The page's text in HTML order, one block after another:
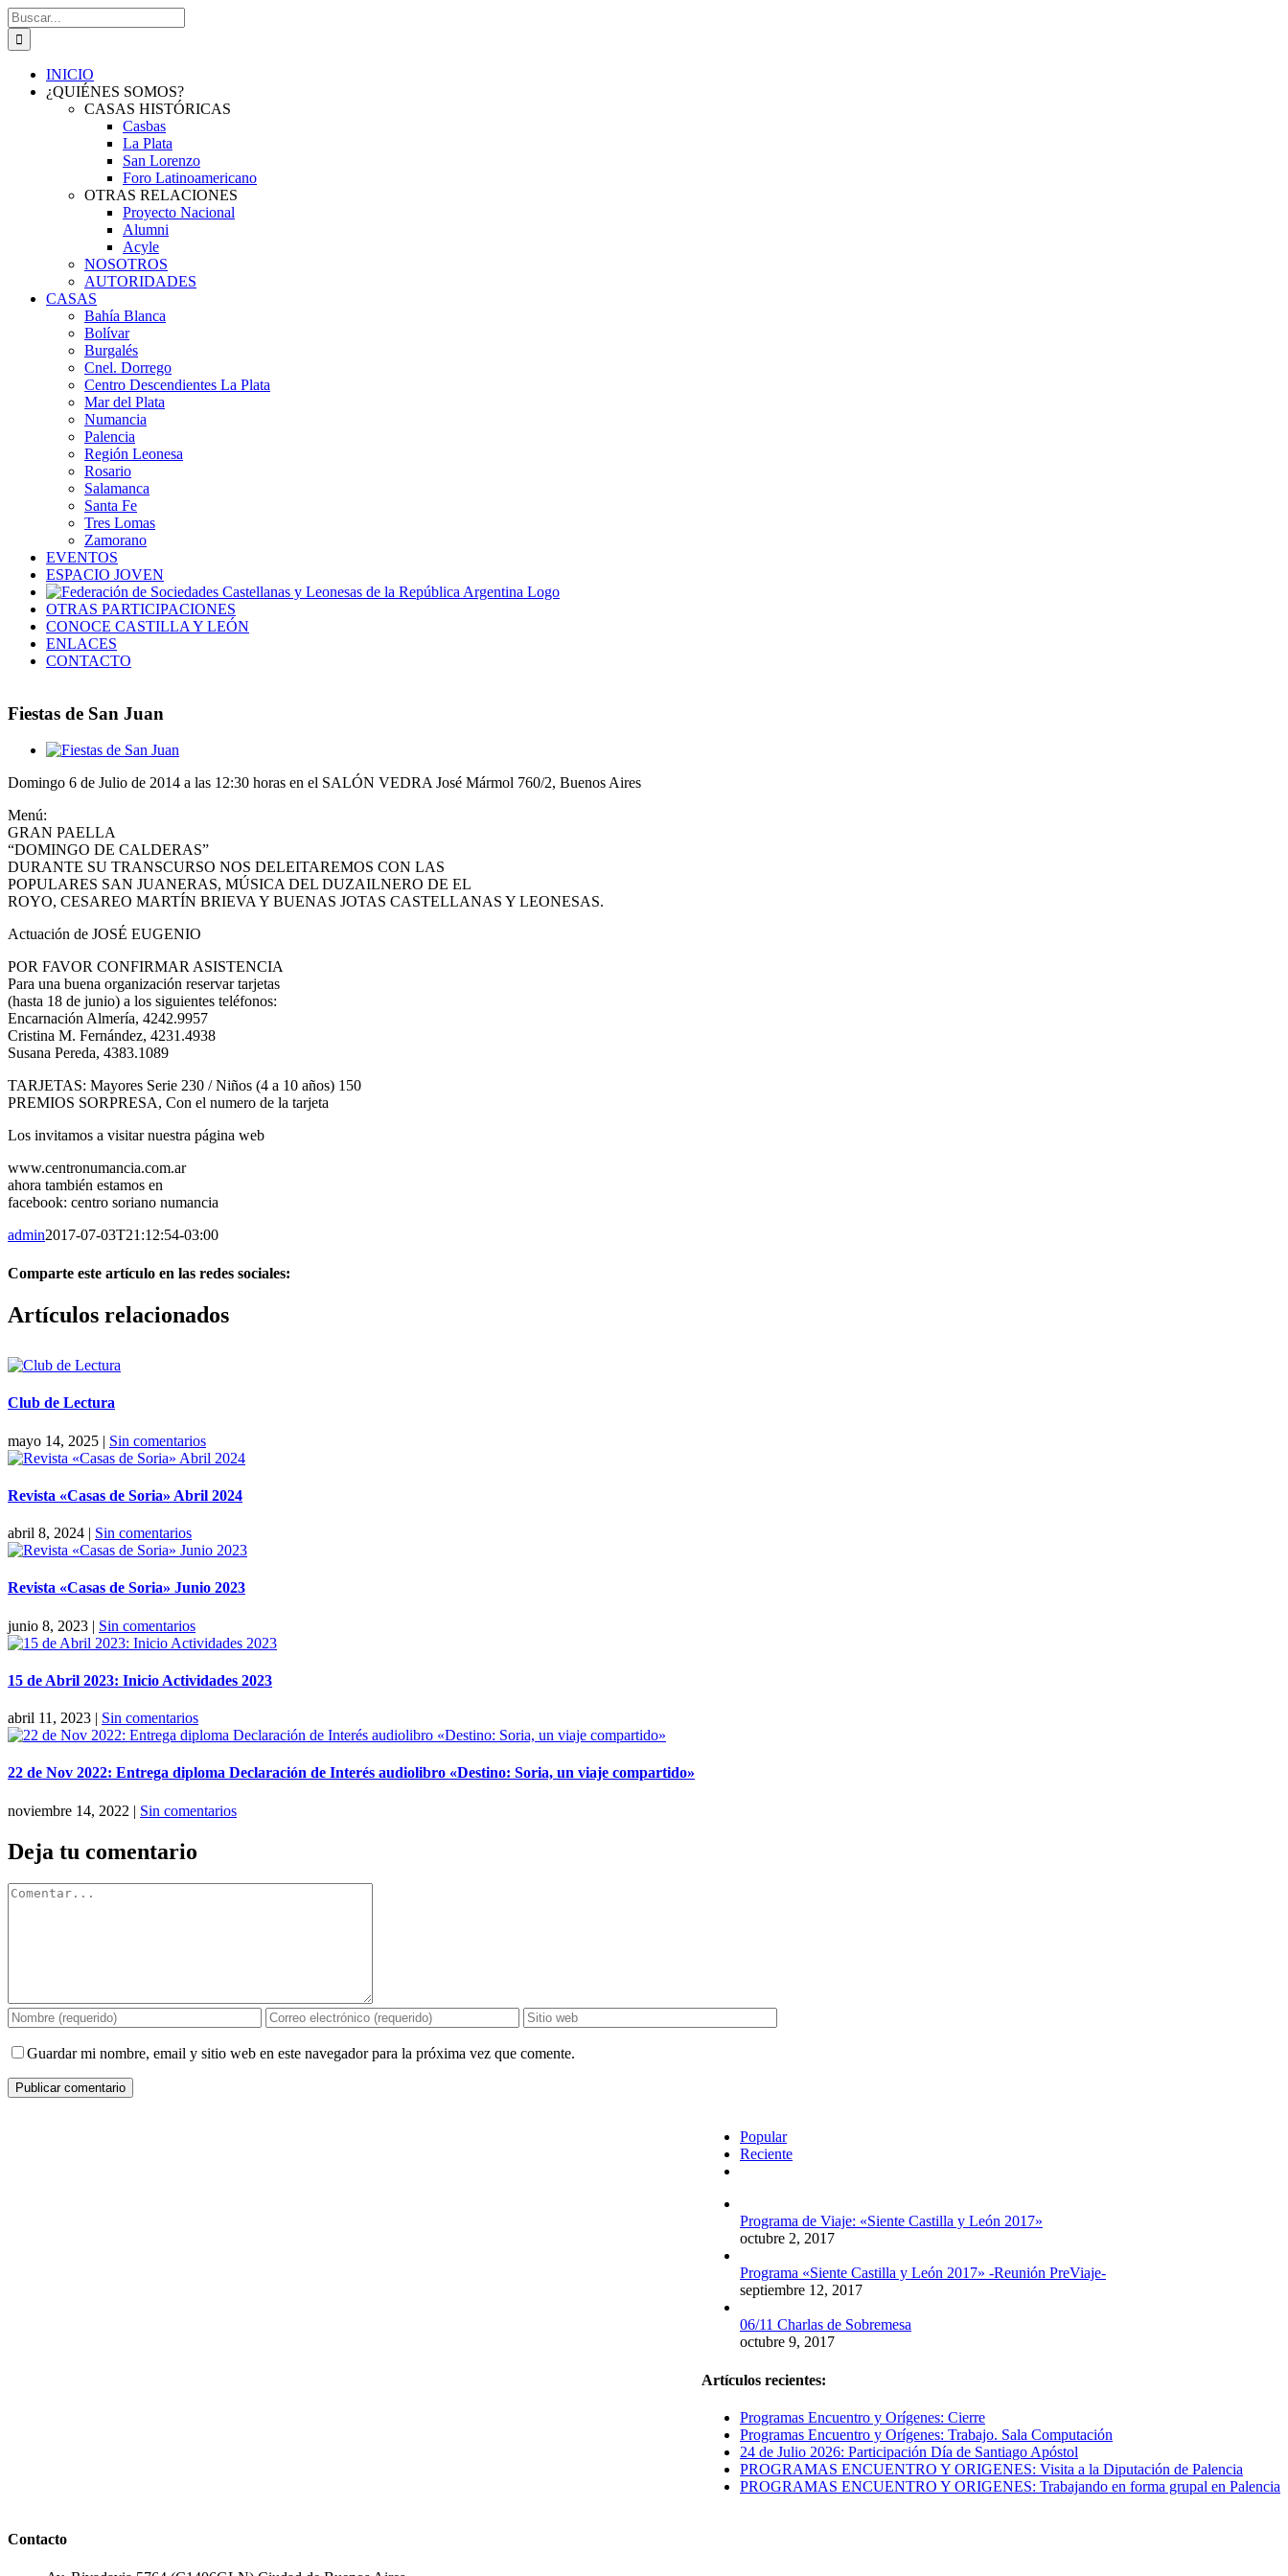
Saltar
al
contenido
Buscar:
INICIO
¿QUIÉNES SOMOS?
CASAS HISTÓRICAS
Casbas
La Plata
San Lorenzo
Foro Latinoamericano
OTRAS RELACIONES
Proyecto Nacional
Alumni
Acyle
NOSOTROS
AUTORIDADES
CASAS
Bahía Blanca
Bolívar
Burgalés
Cnel. Dorrego
Centro Descendientes La Plata
Mar del Plata
Numancia
Palencia
Región Leonesa
Rosario
Salamanca
Santa Fe
Tres Lomas
Zamorano
EVENTOS
ESPACIO JOVEN
OTRAS PARTICIPACIONES
CONOCE CASTILLA Y LEÓN
ENLACES
CONTACTO
Fiestas de San Juan
Ver
más
Domingo 6 de Julio de 2014 a las 12:30 horas en el SALÓN VEDRA José Mármol 760/2, Buenos Aires
Menú:
GRAN PAELLA
“DOMINGO DE CALDERAS”
DURANTE SU TRANSCURSO NOS DELEITAREMOS CON LAS
POPULARES SAN JUANERAS, MÚSICA DEL DUZAILNERO DE EL
ROYO, CESAREO MARTÍN BRIEVA Y BUENAS JOTAS CASTELLANAS Y LEONESAS.
Actuación de JOSÉ EUGENIO
POR FAVOR CONFIRMAR ASISTENCIA
Para una buena organización reservar tarjetas
(hasta 18 de junio) a los siguientes teléfonos:
Encarnación Almería, 4242.9957
Cristina M. Fernández, 4231.4938
Susana Pereda, 4383.1089
TARJETAS: Mayores Serie 230 / Niños (4 a 10 años) 150
PREMIOS SORPRESA, Con el numero de la tarjeta
Los invitamos a visitar nuestra página web
www.centronumancia.com.ar
ahora también estamos en
facebook: centro soriano numancia
admin2017-07-03T21:12:54-03:00
Comparte este artículo en las redes sociales:
Facebook
X
Reddit
LinkedIn
Pinterest
Vk
Artículos relacionados
Club de Lectura
mayo 14, 2025 | Sin comentarios
Revista «Casas de Soria» Abril 2024
abril 8, 2024 | Sin comentarios
Revista «Casas de Soria» Junio 2023
junio 8, 2023 | Sin comentarios
15 de Abril 2023: Inicio Actividades 2023
abril 11, 2023 | Sin comentarios
22 de Nov 2022: Entrega diploma Declaración de Interés audiolibro «Destino: Soria, un viaje compartido»
noviembre 14, 2022 | Sin comentarios
Deja tu comentario
Comentar
Guardar mi nombre, email y sitio web en este navegador para la próxima vez que comente.
Popular
Reciente
Programa de Viaje: «Siente Castilla y León 2017»
octubre 2, 2017
Programa «Siente Castilla y León 2017» -Reunión PreViaje-
septiembre 12, 2017
06/11 Charlas de Sobremesa
octubre 9, 2017
Artículos recientes:
Programas Encuentro y Orígenes: Cierre
Programas Encuentro y Orígenes: Trabajo. Sala Computación
24 de Julio 2026: Participación Día de Santiago Apóstol
PROGRAMAS ENCUENTRO Y ORIGENES: Visita a la Diputación de Palencia
PROGRAMAS ENCUENTRO Y ORIGENES: Trabajando en forma grupal en Palencia
Contacto